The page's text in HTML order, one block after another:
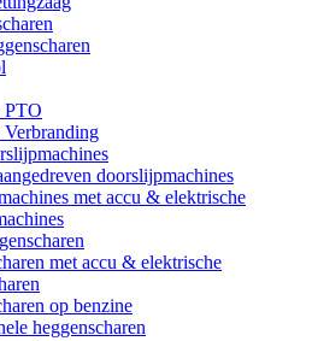
PTO
Verbranding
doorslijpmachines
met accu & elektrische
met accu & elektrische
op benzine
heggenscharen